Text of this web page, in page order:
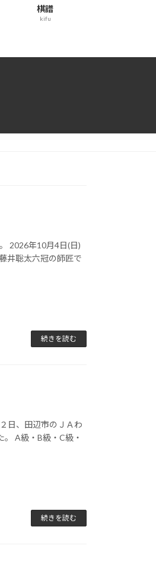
棋譜
kifu
2026年10月4日(日)
井聡太六冠の師匠で
続きを読む
日、田辺市のＪＡわ
A級・B級・C級・
続きを読む